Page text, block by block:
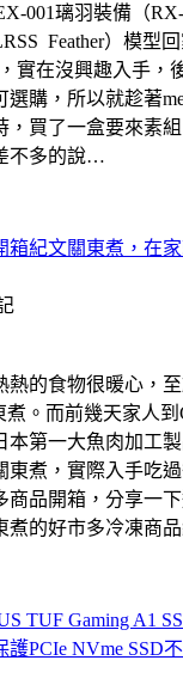
001璃羽裝備（
Feather）模型
實在沒興趣入手，
購，所以就趁著
，買了一盒要來素
不多的說…
箱紀文關東煮，在
熱的食物很暖心，
。而前幾天家人
本第一大魚肉加工
東煮，實際入手吃
商品開箱，分享一
的好市多冷凍商品
TUF Gaming A1
PCIe NVme SSD